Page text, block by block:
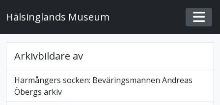
Hälsinglands Museum
Arkivbildare av
Harmångers socken: Beväringsmannen Andreas
Öbergs arkiv